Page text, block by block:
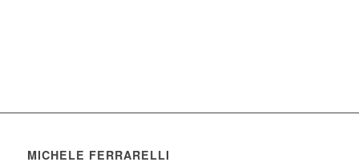
MICHELE FERRARELLI